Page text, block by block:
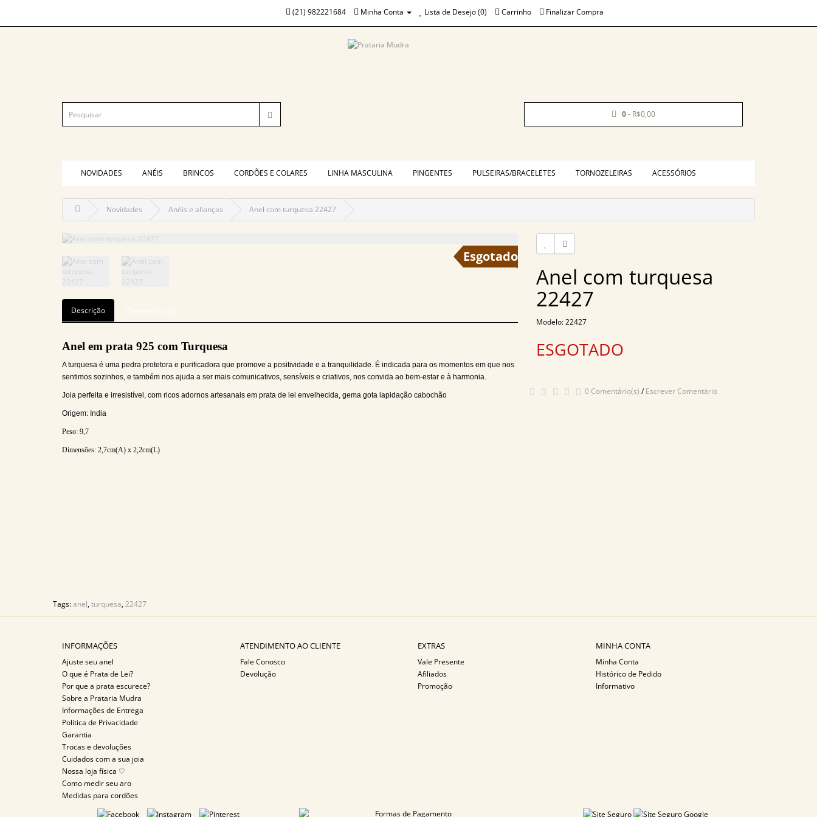
(21) 982221684 Minha Conta Lista de Desejo (0) Carrinho Finalizar Compra
0- R$0,00
NOVIDADES ANÉIS BRINCOS CORDÕES E COLARES LINHA MASCULINA PINGENTES PULSEIRAS/BRACELETES TORNOZELEIRAS ACESSÓRIOS
Novidades Anéis e alianças Anel com turquesa 22427
Descrição
Anel em prata 925 com Turquesa
A turquesa é uma pedra protetora e purificadora que promove a positividade e a tranquilidade. É indicada para os momentos em que nos
sentimos sozinhos, e também nos ajuda a ser mais comunicativos, sensíveis e criativos, nos convida ao bem-estar e à harmonia.
Joia perfeita e irresistível, com ricos adornos artesanais em prata de lei envelhecida, gema gota lapidação cabochão
Origem: India
Peso: 9,7
Dimensões: 2,7cm(A) x 2,2cm(L)
Anel com turquesa
22427
Modelo: 22427
ESGOTADO
0 Comentário(s) /Escrever Comentário
Tags:anel,turquesa,22427
INFORMAÇÕES
Ajuste seu anel
O que é Prata de Lei?
Por que a prata escurece?
Sobre a Prataria Mudra
Informações de Entrega
Política de Privacidade
Garantia
Trocas e devoluções
Cuidados com a sua joia
Nossa loja física ♡
Como medir seu aro
Medidas para cordões
ATENDIMENTO AO CLIENTE
Fale Conosco
Devolução
EXTRAS
Vale Presente
Afiliados
Promoção
MINHA CONTA
Minha Conta
Histórico de Pedido
Informativo